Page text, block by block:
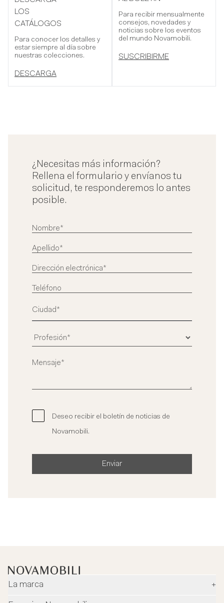
LOS
CATÁLOGOS
Para conocer los detalles y
estar siempre al día sobre
nuestras colecciones.
DESCARGA
Para recibir mensualmente
consejos, novedades y
noticias sobre los eventos
del mundo Novamobili.
SUSCRIBIRME
¿Necesitas más información?
Rellena el formulario y envíanos tu
solicitud, te responderemos lo antes
posible.
Deseo recibir el boletín de noticias de
Novamobili.
Enviar
La marca
+
Empresa